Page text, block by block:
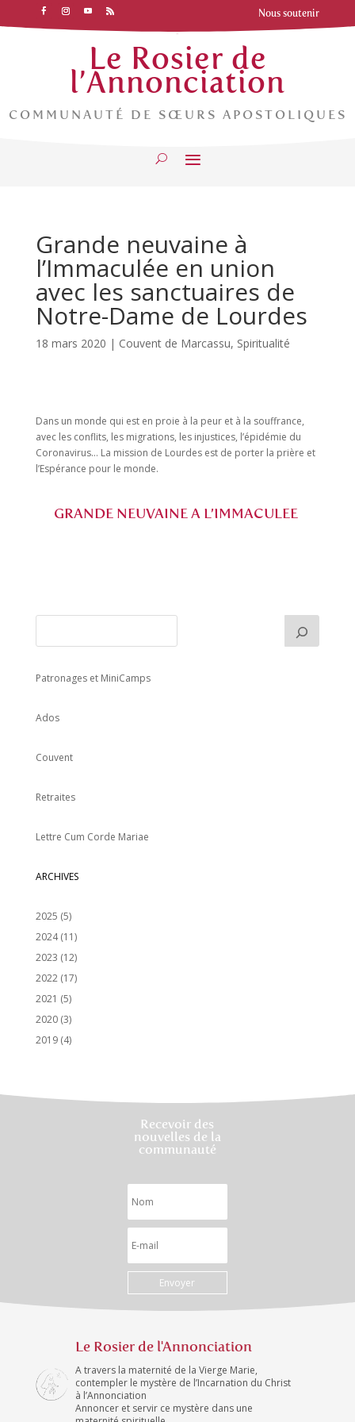
Nous soutenir
Le Rosier de
l’Annonciation
COMMUNAUTÉ DE SŒURS APOSTOLIQUES
Grande neuvaine à
l’Immaculée en union
avec les sanctuaires de
Notre-Dame de Lourdes
18 mars 2020 | Couvent de Marcassu, Spiritualité
Dans un monde qui est en proie à la peur et à la souffrance,
avec les conflits, les migrations, les injustices, l’épidémie du
Coronavirus… La mission de Lourdes est de porter la prière et
l’Espérance pour le monde.
GRANDE NEUVAINE A L’IMMACULEE
Patronages et MiniCamps
Ados
Couvent
Retraites
Lettre Cum Corde Mariae
ARCHIVES
2025 (5)
2024(11)
2023 (12)
2022(17)
2021 (5)
2020(3)
2019(4)
Recevoir des
nouvelles de la
communauté
Envoyer
Le Rosier de l'Annonciation
A travers la maternité de la Vierge Marie,
contempler le mystère de l’Incarnation du Christ
à l’Annonciation
Annoncer et servir ce mystère dans une